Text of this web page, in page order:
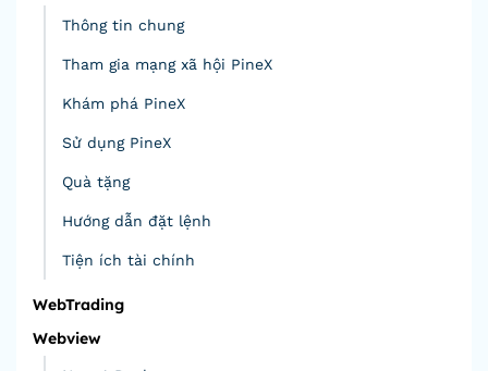
Thông tin chung
Tham gia mạng xã hội PineX
Khám phá PineX
Sử dụng PineX
Quà tặng
Hướng dẫn đặt lệnh
Tiện ích tài chính
WebTrading
Webview